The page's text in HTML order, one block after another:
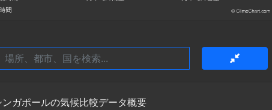
ガポールの気候比較データ概要